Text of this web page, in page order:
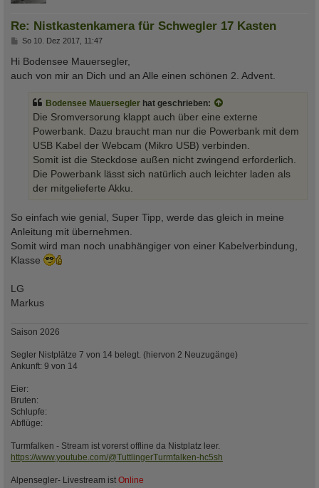
Re: Nistkastenkamera für Schwegler 17 Kasten
B
i
r
So 10. Dez 2017, 11:47
Hi Bodensee Mauersegler,
auch von mir an Dich und an Alle einen schönen 2. Advent.
Bodensee Mauersegler hat geschrieben:
Die Sromversorung klappt auch über eine externe
Powerbank. Dazu braucht man nur die Powerbank mit dem
USB Kabel der Webcam (Mikro USB) verbinden.
Somit ist die Steckdose außen nicht zwingend erforderlich.
Die Powerbank lässt sich natürlich auch leichter laden als
der mitgelieferte Akku.
So einfach wie genial, Super Tipp, werde das gleich in meine
Anleitung mit übernehmen.
Somit wird man noch unabhängiger von einer Kabelverbindung,
Klasse
LG
Markus
Saison 2026
Segler Nistplätze 7 von 14 belegt. (hiervon 2 Neuzugänge)
Ankunft: 9 von 14
Eier:
Bruten:
Schlupfe:
Abflüge:
Turmfalken - Stream ist vorerst offline da Nistplatz leer.
https://www.youtube.com/@TuttlingerTurmfalken-hc5sh
Alpensegler- Livestream ist Online